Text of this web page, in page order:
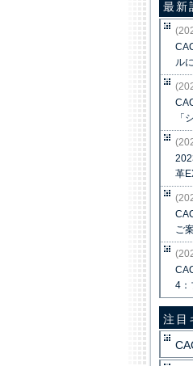
最新
ル
「
革
ご
4：
注目